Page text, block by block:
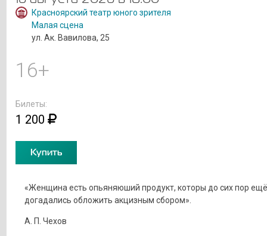
Красноярский театр юного зрителя
Малая сцена
ул. Ак. Вавилова, 25
16+
Билеты:
1 200
Купить
«Женщина есть опьяняюший продукт, которы до сих пор
догадались обложить акцизным сбором».
А. П. Чехов